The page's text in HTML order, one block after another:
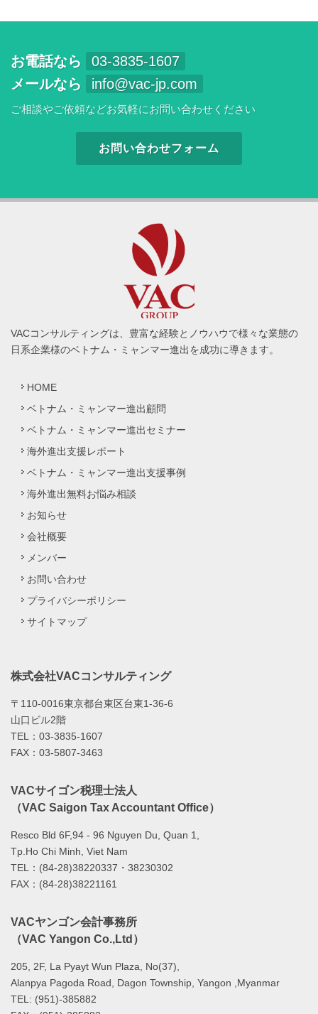
お電話なら
03-3835-1607
メールなら
info@vac-jp.com
ご相談やご依頼などお気軽にお問い合わせください
お問い合わせフォーム
VACコンサルティングは、豊富な経験とノウハウで様々な業態の
日系企業様のベトナム・ミャンマー進出を成功に導きます。
HOME
ベトナム・ミャンマー進出顧問
ベトナム・ミャンマー進出セミナー
海外進出支援レポート
ベトナム・ミャンマー進出支援事例
海外進出無料お悩み相談
お知らせ
会社概要
メンバー
お問い合わせ
プライバシーポリシー
サイトマップ
株式会社VACコンサルティング
〒110-0016東京都台東区台東1-36-6
山口ビル2階
TEL：03-3835-1607
FAX：03-5807-3463
VACサイゴン税理士法人
（VAC Saigon Tax Accountant Office）
Resco Bld 6F,94 - 96 Nguyen Du, Quan 1,
Tp.Ho Chi Minh, Viet Nam
TEL：(84-28)38220337・38230302
FAX：(84-28)38221161
VACヤンゴン会計事務所
（VAC Yangon Co.,Ltd）
205, 2F, La Pyayt Wun Plaza, No(37),
Alanpya Pagoda Road, Dagon Township, Yangon ,Myanmar
TEL: (951)-385882